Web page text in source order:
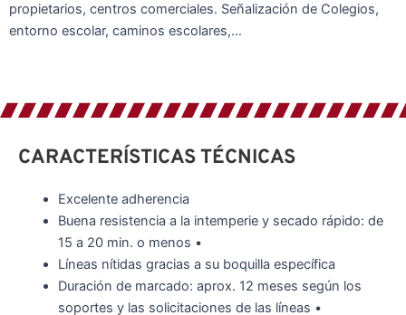
propietarios, centros comerciales. Señalización de Colegios,
entorno escolar, caminos escolares,…
CARACTERÍSTICAS TÉCNICAS
Excelente adherencia
Buena resistencia a la intemperie y secado rápido: de
15 a 20 min. o menos •
Líneas nítidas gracias a su boquilla específica
Duración de marcado: aprox. 12 meses según los
soportes y las solicitaciones de las líneas •